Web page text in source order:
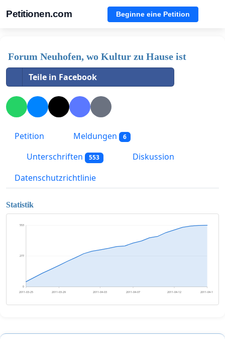
Petitionen.com Beginne eine Petition
Forum Neuhofen, wo Kultur zu Hause ist
Teile in Facebook
Petition Meldungen 6
Unterschriften 553
Diskussion
Datenschutzrichtlinie
Statistik
0
277
553
2011-03-25 2011-03-29 2011-04-03 2011-04-07 2011-04-12 2011-04-16